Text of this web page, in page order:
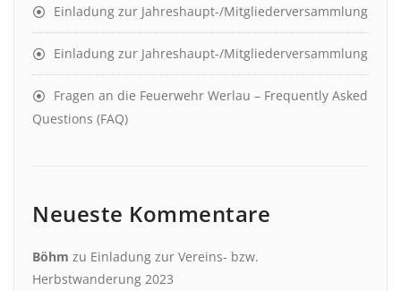
Einladung zur Jahreshaupt-/Mitgliederversammlung
Einladung zur Jahreshaupt-/Mitgliederversammlung
Fragen an die Feuerwehr Werlau – Frequently Asked
Questions (FAQ)
Neueste Kommentare
Böhm zu Einladung zur Vereins- bzw.
Herbstwanderung 2023